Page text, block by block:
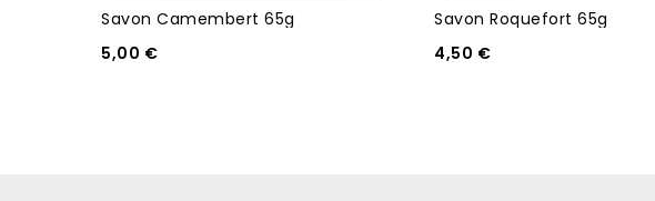
Savon Camembert 65g
5,00 €
Savon Roquefort 65g
4,50 €